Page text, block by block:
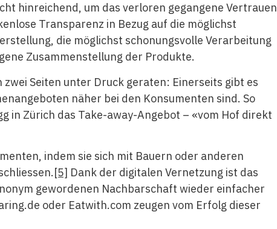
hinreichend, um das verloren gegangene Vertrauen
Transparenz in Bezug auf die möglichst
die möglichst schonungsvolle Verarbeitung
Zusammenstellung der Produkte.
Seiten unter Druck geraten: Einerseits gibt es
näher bei den Konsumenten sind. So
in Zürich das Take-away-Angebot – «vom Hof direkt
indem sie sich mit Bauern oder anderen
[5] Dank der digitalen Vernetzung ist das
gewordenen Nachbarschaft wieder einfacher
oder Eatwith.com zeugen vom Erfolg dieser